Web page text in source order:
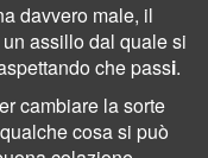
davvero male, il
assillo dal quale si
che passi.
cambiare la sorte
cosa si può